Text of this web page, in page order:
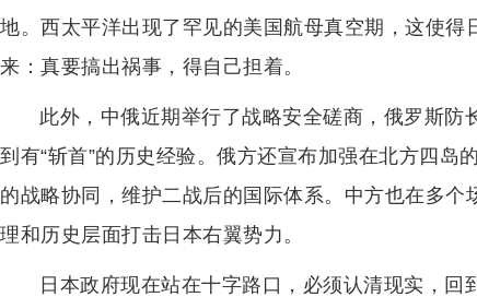
地。西太平洋出现了罕见的美国航母真空期，这使
来：真要搞出祸事，得自己担着。
此外，中俄近期举行了战略安全磋商，俄罗斯防
到有“斩首”的历史经验。俄方还宣布加强在北方四岛
的战略协同，维护二战后的国际体系。中方也在多
理和历史层面打击日本右翼势力。
日本政府现在站在十字路口，必须认清现实，